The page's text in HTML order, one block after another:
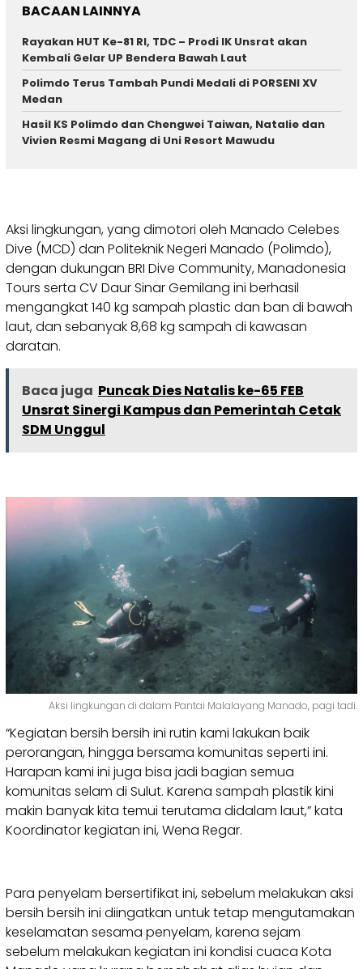
BACAAN LAINNYA
Rayakan HUT Ke-81 RI, TDC – Prodi IK Unsrat akan
Kembali Gelar UP Bendera Bawah Laut
Polimdo Terus Tambah Pundi Medali di PORSENI XV
Medan
Hasil KS Polimdo dan Chengwei Taiwan, Natalie dan
Vivien Resmi Magang di Uni Resort Mawudu
Aksi lingkungan, yang dimotori oleh Manado Celebes
Dive (MCD) dan Politeknik Negeri Manado (Polimdo),
dengan dukungan BRI Dive Community, Manadonesia
Tours serta CV Daur Sinar Gemilang ini berhasil
mengangkat 140 kg sampah plastic dan ban di bawah
laut, dan sebanyak 8,68 kg sampah di kawasan
daratan.
Baca juga Puncak Dies Natalis ke-65 FEB
Unsrat Sinergi Kampus dan Pemerintah Cetak
SDM Unggul
Aksi lingkungan di dalam Pantai Malalayang Manado, pagi tadi.
“Kegiatan bersih bersih ini rutin kami lakukan baik
perorangan, hingga bersama komunitas seperti ini.
Harapan kami ini juga bisa jadi bagian semua
komunitas selam di Sulut. Karena sampah plastik kini
makin banyak kita temui terutama didalam laut,” kata
Koordinator kegiatan ini, Wena Regar.
Para penyelam bersertifikat ini, sebelum melakukan aksi
bersih bersih ini diingatkan untuk tetap mengutamakan
keselamatan sesama penyelam, karena sejam
sebelum melakukan kegiatan ini kondisi cuaca Kota